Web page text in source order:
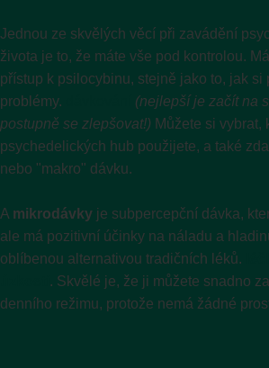
Jednou ze skvělých věcí při zavádění
života je to, že máte vše pod kontrolou.
přístup k psilocybinu, stejně jako to, jak si
problémy.
(nejlepší je začít na
postupně se zlepšovat!) Můžete si vybrat,
psychedelických hub použijete, a také
nebo "makro" dávku.
A mikrodávky je subpercepční dávka,
ale má pozitivní účinky na náladu a
oblíbenou alternativou tradičních léků.
. Skvělé je, že ji můžete snadno
denního režimu, protože nemá žádné